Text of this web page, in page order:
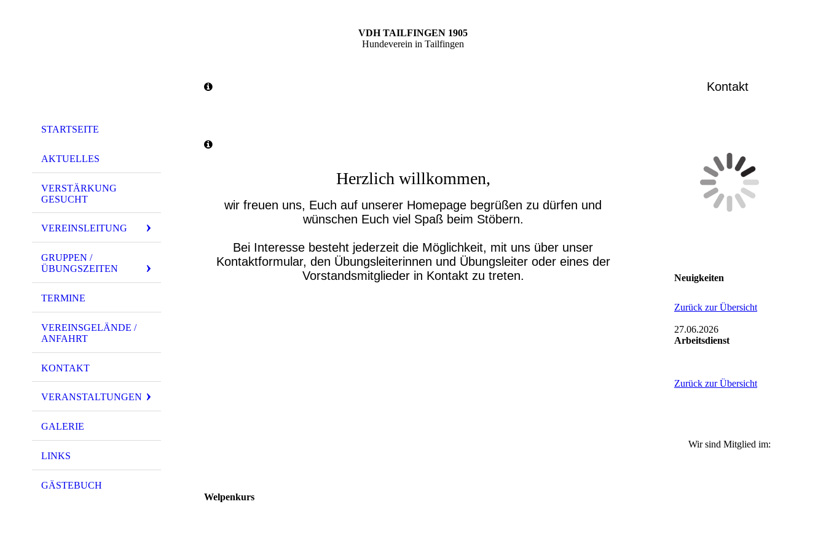
STARTSEITE
AKTUELLES
VERSTÄRKUNG
GESUCHT
VEREINSLEITUNG
GRUPPEN /
ÜBUNGSZEITEN
TERMINE
VEREINSGELÄNDE /
ANFAHRT
KONTAKT
VERANSTALTUNGEN
GALERIE
LINKS
GÄSTEBUCH
VDH TAILFINGEN 1905
Hundeverein in Tailfingen
Herzlich willkommen,
wir freuen uns, Euch auf unserer Homepage begrüßen zu dürfen und
wünschen Euch viel Spaß beim Stöbern.
Bei Interesse besteht jederzeit die Möglichkeit, mit uns über unser
Kontaktformular, den Übungsleiterinnen und Übungsleiter oder eines der
Vorstandsmitglieder in Kontakt zu treten.
Welpenkurs
Kontakt
Neuigkeiten
Zurück zur Übersicht
27.06.2026
Arbeitsdienst
Zurück zur Übersicht
Wir sind Mitglied im: